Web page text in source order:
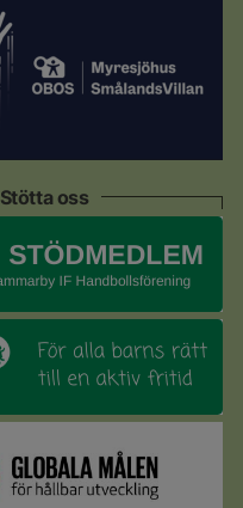
Stötta oss